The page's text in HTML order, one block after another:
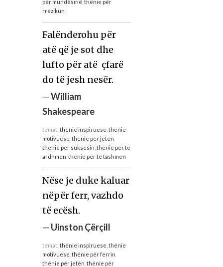
për mundësinë thënie për
rrezikun
Falënderohu për
atë që je sot dhe
lufto për atë çfarë
do të jesh nesër.
—William
Shakespeare
temat: thënie inspiruese thënie
motivuese thënie për jetën
thënie për suksesin thënie për të
ardhmen thënie për të tashmen
Nëse je duke kaluar
nëpër ferr, vazhdo
të ecësh.
— Uinston Çërçill
temat: thënie inspiruese thënie
motivuese thënie për ferrin
thënie për jetën thënie për